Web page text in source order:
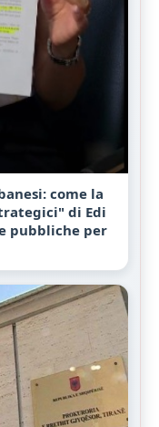
come la
di Edi
pubbliche per